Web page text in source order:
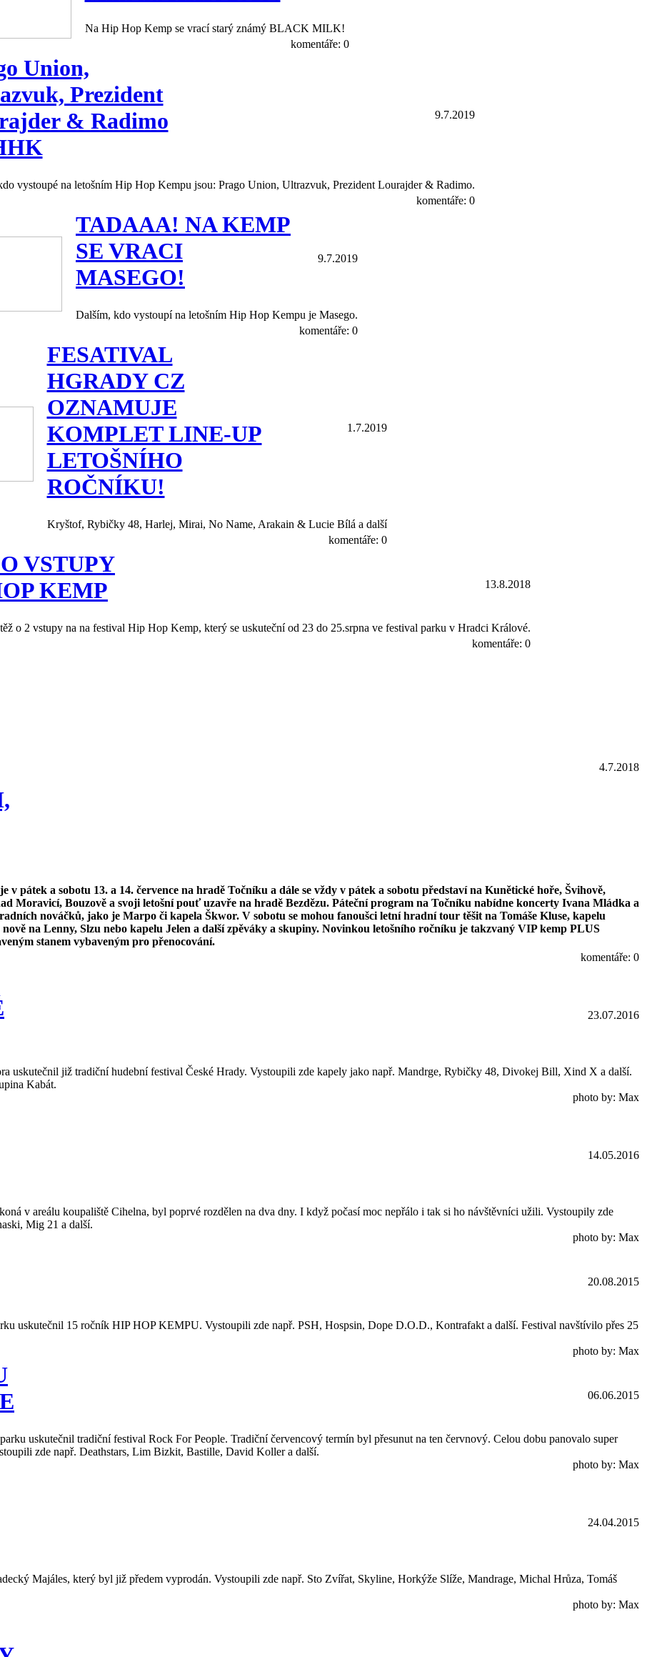
Na Hip Hop Kemp se vrací starý známý BLACK MILK!
komentáře: 0
Union,
Prezident
& Radimo
9.7.2019
vystoupé na letošním Hip Hop Kempu jsou: Prago Union, Ultrazvuk, Prezident Lourajder & Radimo.
komentáře: 0
TADAAA! NA KEMP
SE VRACI
MASEGO!
9.7.2019
Dalším, kdo vystoupí na letošním Hip Hop Kempu je Masego.
komentáře: 0
FESATIVAL
HGRADY CZ
OZNAMUJE
KOMPLET LINE-UP
LETOŠNÍHO
ROČNÍKU!
1.7.2019
Kryštof, Rybičky 48, Harlej, Mirai, No Name, Arakain & Lucie Bílá a další
komentáře: 0
VSTUPY
KEMP
13.8.2018
o 2 vstupy na na festival Hip Hop Kemp, který se uskuteční od 23 do 25.srpna ve festival parku v Hradci Králové.
komentáře: 0
4.7.2018
pátek a sobotu 13. a 14. července na hradě Točníku a dále se vždy v pátek a sobotu představí na Kunětické hoře, Švihově,
Moravicí, Bouzově a svoji letošní pouť uzavře na hradě Bezdězu. Páteční program na Točníku nabídne koncerty Ivana Mládka a
nováčků, jako je Marpo či kapela Škwor. V sobotu se mohou fanoušci letní hradní tour těšit na Tomáše Kluse, kapelu
na Lenny, Slzu nebo kapelu Jelen a další zpěváky a skupiny. Novinkou letošního ročníku je takzvaný VIP kemp PLUS
stanem vybaveným pro přenocování.
komentáře: 0
23.07.2016
uskutečnil již tradiční hudební festival České Hrady. Vystoupili zde kapely jako např. Mandrge, Rybičky 48, Divokej Bill, Xind X a další.
Kabát.
photo by: Max
14.05.2016
v areálu koupaliště Cihelna, byl poprvé rozdělen na dva dny. I když počasí moc nepřálo i tak si ho návštěvníci užili. Vystoupily zde
Mig 21 a další.
photo by: Max
20.08.2015
uskutečnil 15 ročník HIP HOP KEMPU. Vystoupili zde např. PSH, Hospsin, Dope D.O.D., Kontrafakt a další. Festival navštívilo přes 25
photo by: Max
06.06.2015
uskutečnil tradiční festival Rock For People. Tradiční červencový termín byl přesunut na ten červnový. Celou dobu panovalo super
zde např. Deathstars, Lim Bizkit, Bastille, David Koller a další.
photo by: Max
24.04.2015
Majáles, který byl již předem vyprodán. Vystoupili zde např. Sto Zvířat, Skyline, Horkýže Slíže, Mandrage, Michal Hrůza, Tomáš
photo by: Max